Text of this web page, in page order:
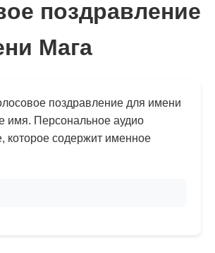
поздравление
Мага
поздравление для имени
имя. Персональное аудио
которое содержит именное